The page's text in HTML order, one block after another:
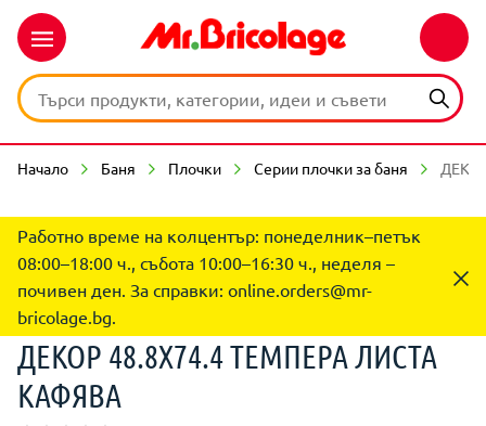
Начало Баня Плочки Серии плочки за баня
Работно време на колцентър: понеделник–петък
08:00–18:00 ч., събота 10:00–16:30 ч., неделя –
почивен ден. За справки: online.orders@mr-
bricolage.bg.
ДЕКОР 48.8X74.4 ТЕМПЕРА ЛИСТА
КАФЯВА